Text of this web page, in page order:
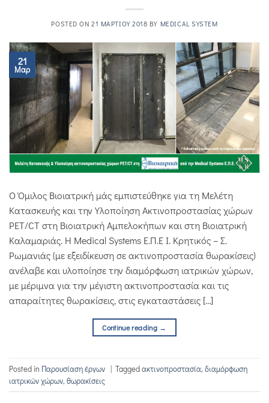
POSTED ON21 ΜΑΡΤΊΟΥ 2018 BY MEDICAL SYSTEM
21
Μαρ
Ο Όμιλος Βιοιατρική μάς εμπιστεύθηκε για τη Μελέτη
Κατασκευής και την Υλοποίηση Ακτινοπροστασίας χώρων
PET/CT στη Βιοιατρική Αμπελοκήπων και στη Βιοιατρική
Καλαμαριάς. Η Medical Systems Ε.Π.Ε Ι. Κρητικός – Σ.
Ρωμανιάς (με εξειδίκευση σε ακτινοπροστασία θωρακίσεις)
ανέλαβε και υλοποίησε την διαμόρφωση ιατρικών χώρων,
με μέριμνα για την μέγιστη ακτινοπροστασία και τις
απαραίτητες θωρακίσεις, στις εγκαταστάσεις […]
Continue reading →
Posted in Παρουσίαση έργων | Taggedακτινοπροστασία, διαμόρφωση
ιατρικών χώρων, θωρακίσεις